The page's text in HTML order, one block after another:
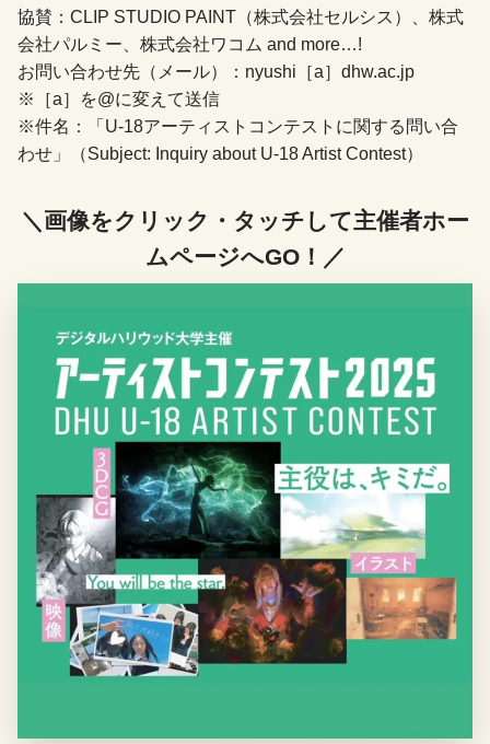
協賛：CLIP STUDIO PAINT（株式会社セルシス）、株式
会社パルミー、株式会社ワコム and more…!
お問い合わせ先（メール）：nyushi［a］dhw.ac.jp
※［a］を@に変えて送信
※件名：「U-18アーティストコンテストに関する問い合
わせ」（Subject: Inquiry about U-18 Artist Contest）
＼画像をクリック・タッチして主催者ホー
ムページへGO！／